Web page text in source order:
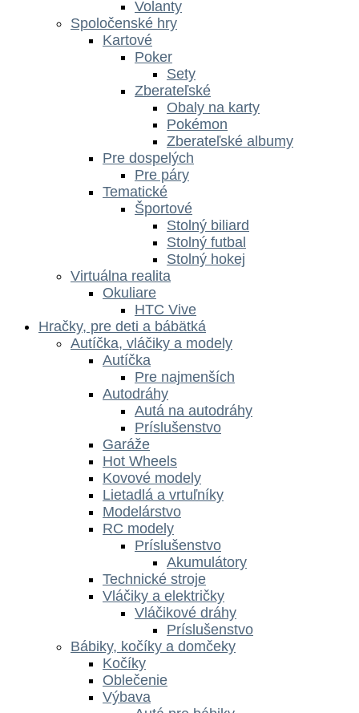
Volanty
Spoločenské hry
Kartové
Poker
Sety
Zberateľské
Obaly na karty
Pokémon
Zberateľské albumy
Pre dospelých
Pre páry
Tematické
Športové
Stolný biliard
Stolný futbal
Stolný hokej
Virtuálna realita
Okuliare
HTC Vive
Hračky, pre deti a bábätká
Autíčka, vláčiky a modely
Autíčka
Pre najmenších
Autodráhy
Autá na autodráhy
Príslušenstvo
Garáže
Hot Wheels
Kovové modely
Lietadlá a vrtuľníky
Modelárstvo
RC modely
Príslušenstvo
Akumulátory
Technické stroje
Vláčiky a električky
Vláčikové dráhy
Príslušenstvo
Bábiky, kočíky a domčeky
Kočíky
Oblečenie
Výbava